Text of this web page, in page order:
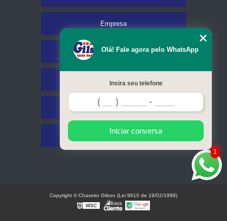
Empresa
Missão
Serviços
Contato
Mapa do site
1
Olá! Fale agora pelo WhatsApp
Insira seu telefone
Iniciar conversa
Copyright © Chaveiro Gilson (Lei 9610 de 19/02/1998)
W3C